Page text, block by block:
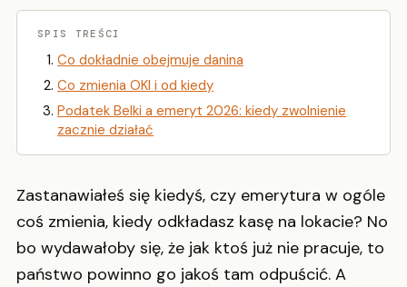
SPIS TREŚCI
Co dokładnie obejmuje danina
Co zmienia OKI i od kiedy
Podatek Belki a emeryt 2026: kiedy zwolnienie
zacznie działać
Zastanawiałeś się kiedyś, czy emerytura w ogóle
coś zmienia, kiedy odkładasz kasę na lokacie? No
bo wydawałoby się, że jak ktoś już nie pracuje, to
państwo powinno go jakoś tam odpuścić. A